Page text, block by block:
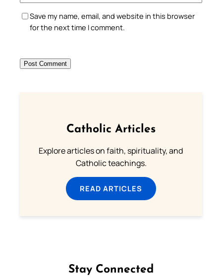
Save my name, email, and website in this browser
for the next time I comment.
Catholic Articles
Explore articles on faith, spirituality, and
Catholic teachings.
READ ARTICLES
Stay Connected